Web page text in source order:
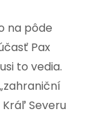
na pôde
Pax
to vedia.
Severu